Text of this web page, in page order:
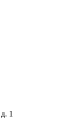
1